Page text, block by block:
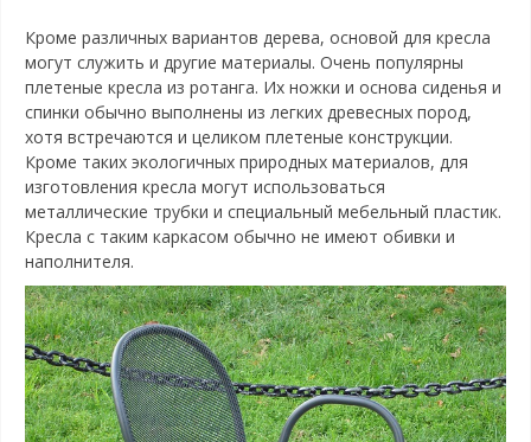
Кроме различных вариантов дерева, основой для кресла
могут служить и другие материалы. Очень популярны
плетеные кресла из ротанга. Их ножки и основа сиденья и
спинки обычно выполнены из легких древесных пород,
хотя встречаются и целиком плетеные конструкции.
Кроме таких экологичных природных материалов, для
изготовления кресла могут использоваться
металлические трубки и специальный мебельный пластик.
Кресла с таким каркасом обычно не имеют обивки и
наполнителя.